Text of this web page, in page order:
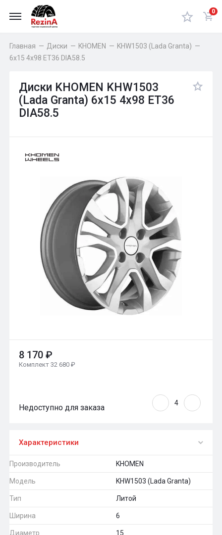
0
Главная — Диски — KHOMEN — KHW1503 (Lada Granta) —
6x15 4x98 ET36 DIA58.5
Диски KHOMEN KHW1503
(Lada Granta) 6x15 4x98 ET36
DIA58.5
8 170 ₽
Комплект 32 680 ₽
Недоступно для заказа
Характеристики
Производитель KHOMEN
Модель KHW1503 (Lada Granta)
Тип Литой
Ширина 6
Диаметр 15